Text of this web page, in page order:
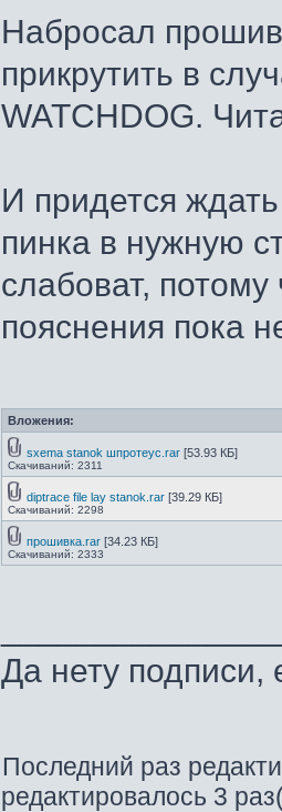
Набросал
прикрутить в
WATCHDOG.
И придется
пинка в нужную
слабоват,
пояснения пока
Вложения:
sxema stanok шпротеус.rar [53.93 КБ]
Скачиваний: 2311
diptrace file lay stanok.rar [39.29 КБ]
Скачиваний: 2298
прошивка.rar [34.23 КБ]
Скачиваний: 2333
Да нету подписи,
Последний раз
редактировалось 3